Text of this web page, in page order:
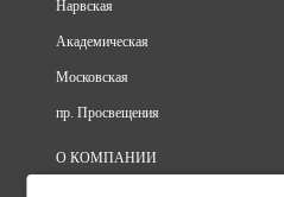
Нарвская
Академическая
Московская
пр. Просвещения
О КОМПАНИИ